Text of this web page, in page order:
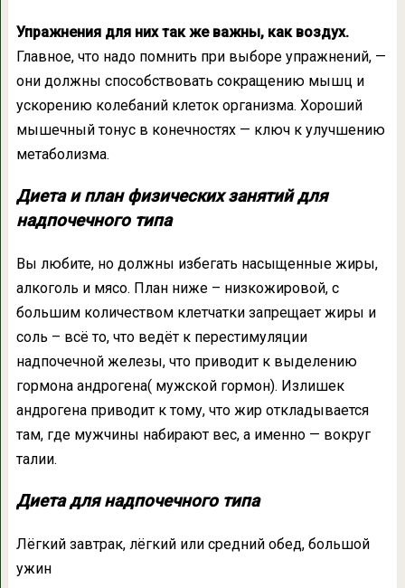
Упражнения для них так же важны, как воздух.
Главное, что надо помнить при выборе упражнений, —
они должны способствовать сокращению мышц и
ускорению колебаний клеток организма. Хороший
мышечный тонус в конечностях — ключ к улучшению
метаболизма.
Диета и план физических занятий для
надпочечного типа
Вы любите, но должны избегать насыщенные жиры,
алкоголь и мясо. План ниже – низкожировой, с
большим количеством клетчатки запрещает жиры и
соль – всё то, что ведёт к перестимуляции
надпочечной железы, что приводит к выделению
гормона андрогена( мужской гормон). Излишек
андрогена приводит к тому, что жир откладывается
там, где мужчины набирают вес, а именно — вокруг
талии.
Диета для надпочечного типа
Лёгкий завтрак, лёгкий или средний обед, большой
ужин